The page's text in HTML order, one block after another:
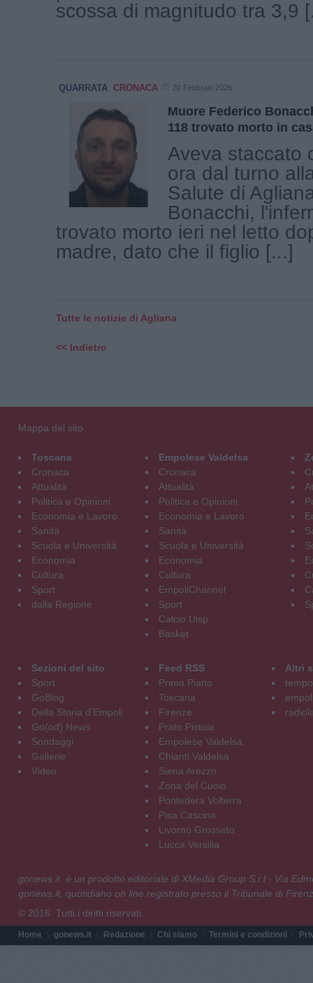
scossa di magnitudo tra 3,9
QUARRATA CRONACA 20 Febbraio 2026
Muore Federico
118 trovato morto in
Aveva staccato
ora dal turno
Salute di
Bonacchi,
trovato morto ieri nel letto
madre, dato che il figlio [...]
Tutte le notizie di Agliana
<< Indietro
Mappa del sito
Toscana
Cronaca
Attualità
Politica e Opinioni
Economia e Lavoro
Sanità
Scuola e Università
Economia
Cultura
Sport
dalla Regione
Empolese Valdelsa
Cronaca
Attualità
Politica e Opinioni
Economia e Lavoro
Sanità
Scuola e Università
Economia
Cultura
EmpoliChannel
Sport
Calcio Uisp
Basket
Sezioni del sito
Sport
GoBlog
Della Storia d'Empoli
Go(od) News
Sondaggi
Gallerie
Video
Feed RSS
Primo Piano
Toscana
Firenze
Prato Pistoia
Empolese Valdelsa
Chianti Valdelsa
Siena Arezzo
Zona del Cuoio
Pontedera Volterra
Pisa Cascina
Livorno Grosseto
Lucca Versilia
Altri
gonews.it è un prodotto editoriale di XMedia Group S.r.l - Via
gonews.it, quotidiano on line registrato presso il Tribunale di
© 2016. Tutti i diritti riservati.
Home gonews.it Redazione Chi siamo Termini e condizioni